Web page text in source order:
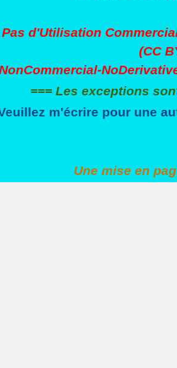
Pas d'Utilisation
(CC
=== Les exceptions
m'écrire pour une
Une mise en